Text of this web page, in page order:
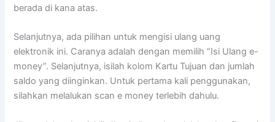
berada di kana atas.
Selanjutnya, ada pilihan untuk mengisi ulang uang
elektronik ini. Caranya adalah dengan memilih “Isi Ulang e-
money”. Selanjutnya, isilah kolom Kartu Tujuan dan jumlah
saldo yang diinginkan. Untuk pertama kali penggunakan,
silahkan melalukan scan e money terlebih dahulu.